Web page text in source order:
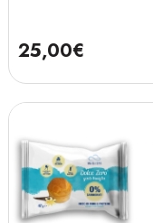
25,00€